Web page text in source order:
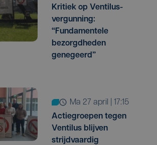
Kritiek op Ventilus-
vergunning:
“Fundamentele
bezorgdheden
genegeerd”
ma 27 april | 17:15
Actiegroepen tegen
Ventilus blijven
strijdvaardig